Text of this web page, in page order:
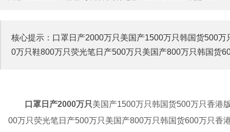
核心提示：口罩日产2000万只美国产1500万只韩国货500
0万只鞋800万只荧光笔日产500万只美国产800万只韩国货
口罩日产2000万只美国产1500万只韩国货500万只香港
00万只荧光笔日产500万只美国产800万只韩国货600万只香